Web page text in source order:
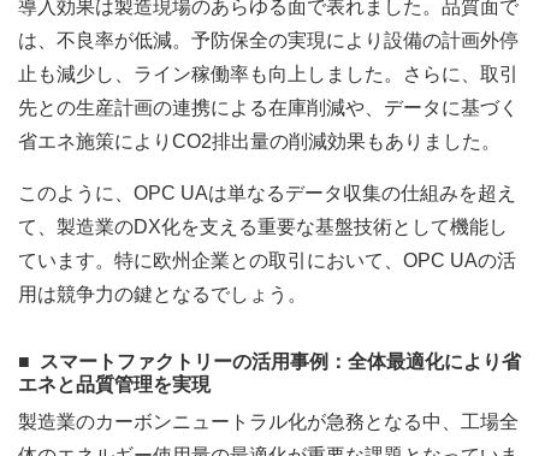
導入効果は製造現場のあらゆる面で表れました。品質面で
は、不良率が低減。予防保全の実現により設備の計画外停
止も減少し、ライン稼働率も向上しました。さらに、取引
先との生産計画の連携による在庫削減や、データに基づく
省エネ施策によりCO2排出量の削減効果もありました。
このように、OPC UAは単なるデータ収集の仕組みを超え
て、製造業のDX化を支える重要な基盤技術として機能し
ています。特に欧州企業との取引において、OPC UAの活
用は競争力の鍵となるでしょう。
スマートファクトリーの活用事例：全体最適化により省
エネと品質管理を実現
製造業のカーボンニュートラル化が急務となる中、工場全